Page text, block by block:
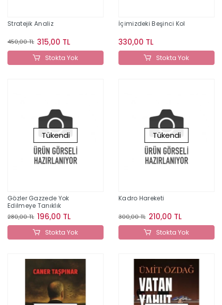
Stratejik Analiz
450,00 TL 315,00 TL
Stokta Yok
İçimizdeki Beşinci Kol
330,00 TL
Stokta Yok
Tükendi
Gözler Gazzede Yok
Edilmeye Tanıklık
280,00 TL 196,00 TL
Stokta Yok
Tükendi
Kadro Hareketi
300,00 TL 210,00 TL
Stokta Yok